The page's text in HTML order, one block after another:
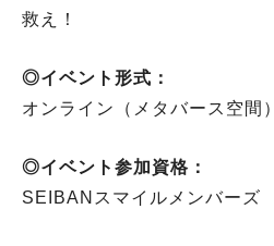
救え！
◎イベント形式：
オンライン（メタバース空間）
◎イベント参加資格：
SEIBANスマイルメンバーズ